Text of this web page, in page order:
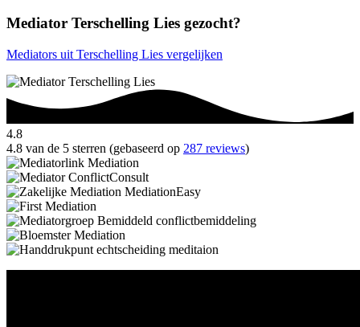
Mediator Terschelling Lies gezocht?
Mediators uit Terschelling Lies vergelijken
4.8
4.8 van de 5 sterren (gebaseerd op 287 reviews)